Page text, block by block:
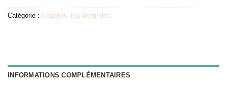
Catégorie : Couches Te1 intégrales
INFORMATIONS COMPLÉMENTAIRES